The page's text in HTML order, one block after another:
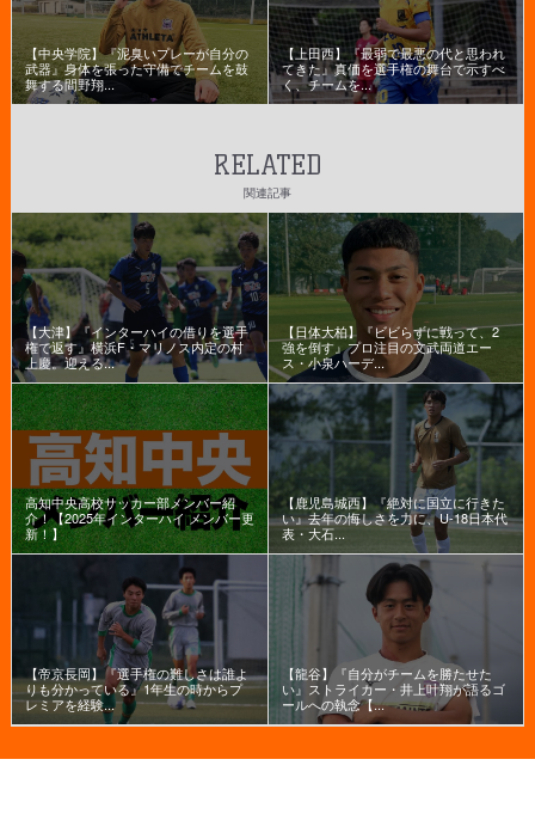
【中央学院】『泥臭いプレーが自分の
武器』身体を張った守備でチームを鼓
舞する間野翔...
【上田西】『最弱で最悪の代と思われ
てきた』真価を選手権の舞台で示すべ
く、チームを...
RELATED
関連記事
【大津】『インターハイの借りを選手
権で返す』横浜F・マリノス内定の村
上慶。迎える...
【日体大柏】『ビビらずに戦って、2
強を倒す』プロ注目の文武両道エー
ス・小泉ハーデ...
高知中央高校サッカー部メンバー紹
介！【2025年インターハイ メンバー更
新！】
【鹿児島城西】『絶対に国立に行きた
い』去年の悔しさを力に、U-18日本代
表・大石...
【帝京長岡】『選手権の難しさは誰よ
りも分かっている』1年生の時からプ
レミアを経験...
【龍谷】『自分がチームを勝たせた
い』ストライカー・井上叶翔が語るゴ
ールへの執念【...